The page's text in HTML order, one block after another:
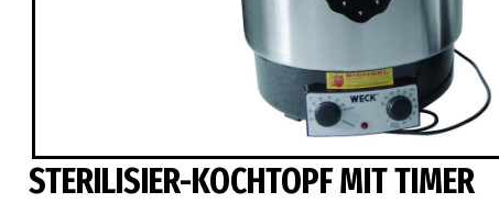
STERILISIER-KOCHTOPF MIT TIMER